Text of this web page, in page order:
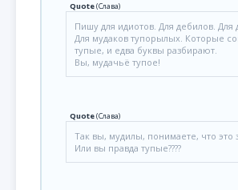
Quote(Слава)
Пишу для идиотов. Для дебилов. Для
Для мудаков тупорылых. Которые
тупые, и едва буквы разбирают.
Вы, мудачьё тупое!
Quote(Слава)
Так вы, мудилы, понимаете, что это
Или вы правда тупые????